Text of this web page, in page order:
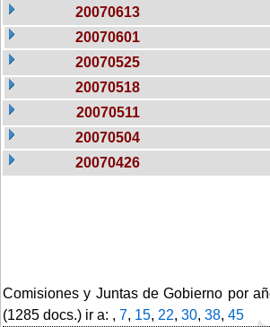
20070613
20070601
20070525
20070518
20070511
20070504
20070426
Comisiones y Juntas de Gobierno por
(1285 docs.) ir a: , 7, 15, 22, 30, 38, 45